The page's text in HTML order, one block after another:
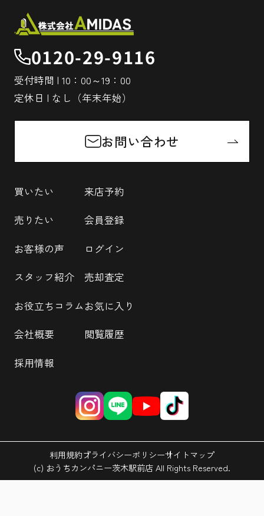
0120-29-9116
受付時間 | 10：00～19：00
定休日 | なし（年末年始）
お問い合わせ
買いたい
売りたい
お客様の声
スタッフ紹介
お役立ちコラム
会社概要
採用情報
来店予約
会員登録
ログイン
売却査定
お気に入り
閲覧履歴
利用規約プライバシーポリシーサイトマップ
(c) おうちカンパニー茨木駅前店 All Rights Reserved.